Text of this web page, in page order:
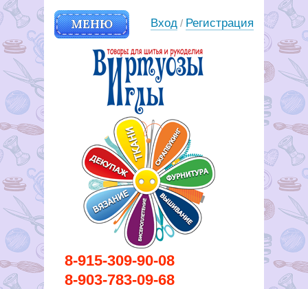
8-915-309-90-08
8-903-783-09-68
МЕНЮ
Вирутозы иглы. Товары для
шитья и рукоделья
Вход / Регистрация